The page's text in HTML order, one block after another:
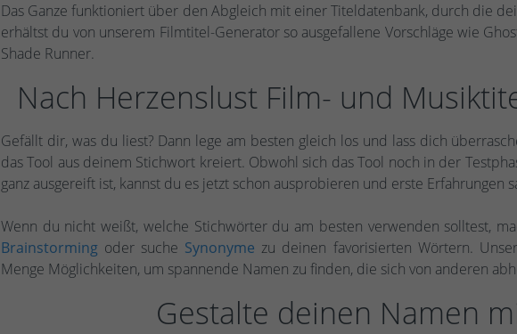
Das Ganze funktioniert über den Abgleich mit einer Titeldatenbank, durch die
erhältst du von unserem Filmtitel-Generator so ausgefallene Vorschläge wie
Shade Runner.
Nach Herzenslust Film- und
Gefällt dir, was du liest? Dann lege am besten gleich los und lass dich
das Tool aus deinem Stichwort kreiert. Obwohl sich das Tool noch in der
ganz ausgereift ist, kannst du es jetzt schon ausprobieren und erste Erfahrungen
Wenn du nicht weißt, welche Stichwörter du am besten verwenden solltest,
Brainstorming oder suche Synonyme zu deinen favorisierten Wörtern.
Menge Möglichkeiten, um spannende Namen zu finden, die sich von anderen
Gestalte deinen Namen